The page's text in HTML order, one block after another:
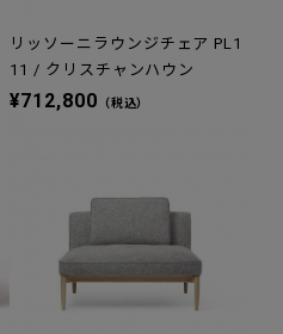
リッソーニラウンジチェア PL1
11 / クリスチャンハウン
¥712,800 （税込）